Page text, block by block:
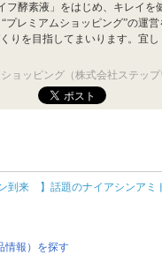
フ酵素液」をはじめ、キレイを
レミアムショッピング”の運営
りを目指してまいります。宜し
ョッピング（株式会社ステップ
到来 】話題のナイアシンアミ
情報）を探す